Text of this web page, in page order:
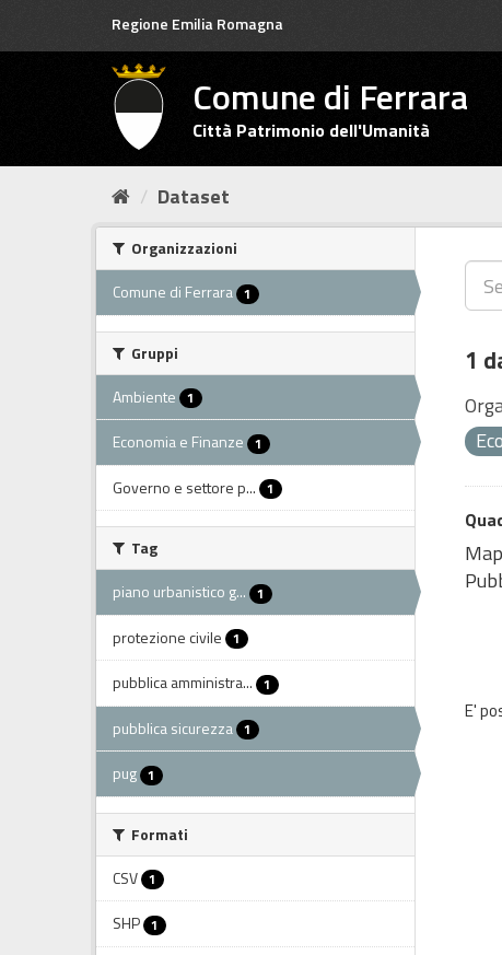
Regione Emilia Romagna
Comune di Ferrara
Città Patrimonio dell'Umanità
Dataset
Organizzazioni
Comune di Ferrara 1
Gruppi
Ambiente 1
Economia e Finanze 1
Governo e settore p... 1
Tag
piano urbanistico g... 1
protezione civile 1
pubblica amministra... 1
pubblica sicurezza 1
pug 1
Formati
CSV 1
SHP 1
1
E'